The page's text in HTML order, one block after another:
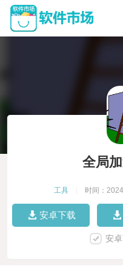
全局
工具 时间：
安卓下载
安